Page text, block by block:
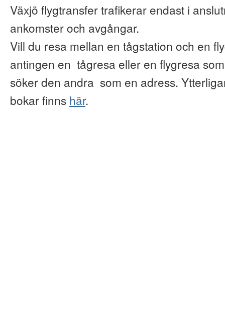
Växjö flygtransfer trafikerar endast i
ankomster och avgångar.
Vill du resa mellan en tågstation och en
antingen en tågresa eller en flygresa
söker den andra som en adress.
bokar finns här.